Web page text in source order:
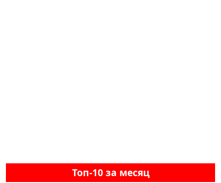
Топ-10 за месяц